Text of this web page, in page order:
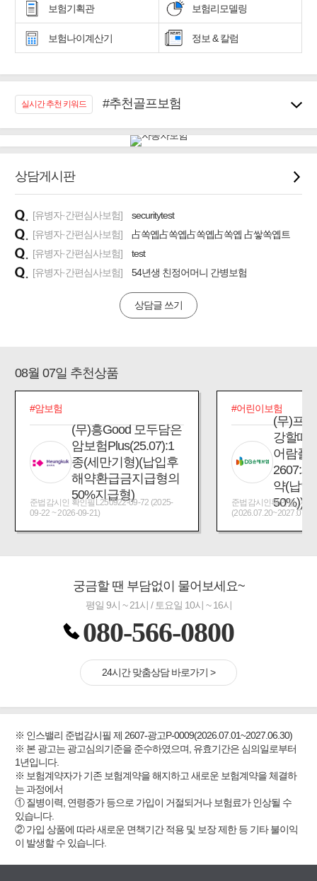
보험기획관 보험리모델링
보험나이계산기 정보 & 칼럼
실시간 추천 키워드
#추천골프보험
#노후대비 연금재테크!
#교통사고대비 운전자보험
#무해지 건강보험
#바뀌기전에 4세대 가입
상담게시판
[유병자·간편심사보험]
securitytest
[유병자·간편심사보험]
占쏙옙占쏙옙占쏙옙占쏙옙 占쌓쏙옙트
[유병자·간편심사보험]
test
[유병자·간편심사보험]
54년생 친정어머니 간병보험
상담글 쓰기
08월 07일 추천상품
#암보험
(무)흥Good 모두담은
암보험Plus(25.07):1
종(세만기형)(납입후
해약환급금지급형의
50%지급형)
준법감시인 확인필L250922-09-72 (2025-
09-22 ~ 2026-09-21)
#어린이보험
(무)프
강할때
어람플
2607:
약(납입
50%))
준법감시인확인필_제
궁금할 땐 부담없이 물어보세요~
평일 9시 ~ 21시 / 토요일 10시 ~ 16시
080-566-0800
24시간 맞춤상담 바로가기 >
※ 인스밸리 준법감시필 제 2607-광고P-0009(2026.07.01~2027.06.30)
※ 본 광고는 광고심의기준을 준수하였으며, 유효기간은 심의일로부터
1년입니다.
※ 보험계약자가 기존 보험계약을 해지하고 새로운 보험계약을 체결하
는 과정에서
① 질병이력, 연령증가 등으로 가입이 거절되거나 보험료가 인상될 수
있습니다.
② 가입 상품에 따라 새로운 면책기간 적용 및 보장 제한 등 기타 불이익
이 발생할 수 있습니다.